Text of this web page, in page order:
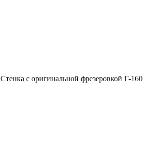
Стенка с оригинальной фрезеровкой Г-160